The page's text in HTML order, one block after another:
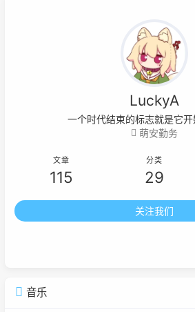
LuckyA
一个时代结束的标志就是它
萌安勤务
文章
115
分类
29
关注我们
音乐